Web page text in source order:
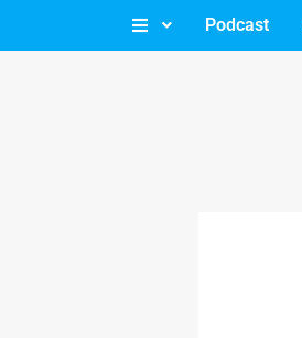
al
Podcast